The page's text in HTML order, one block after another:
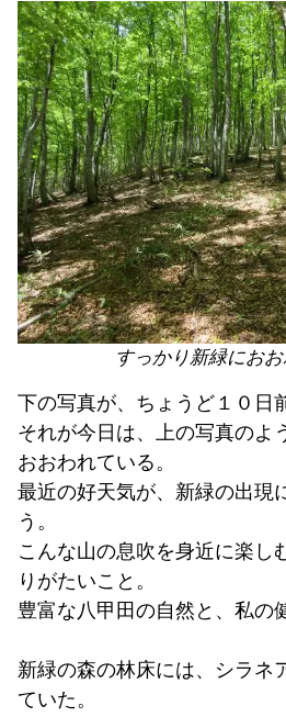
すっかり新緑におお
下の写真が、ちょうど１０日
それが今日は、上の写真のよ
おおわれている。
最近の好天気が、新緑の出現
う。
こんな山の息吹を身近に楽し
りがたいこと。
豊富な八甲田の自然と、私の
新緑の森の林床には、シラネ
ていた。